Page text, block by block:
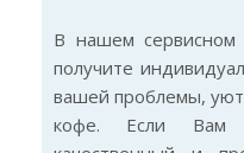
В нашем сервисном
получите
вашей проблемы,
кофе. Если Вам